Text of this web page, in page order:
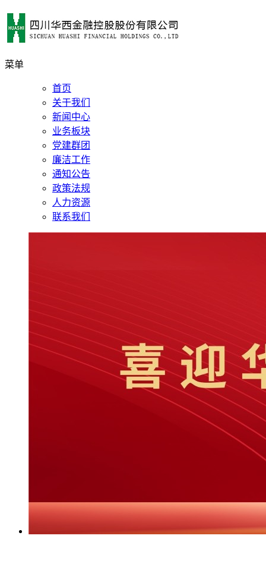
菜单
首页
关于我们
新闻中心
业务板块
党建群团
廉洁工作
通知公告
政策法规
人力资源
联系我们